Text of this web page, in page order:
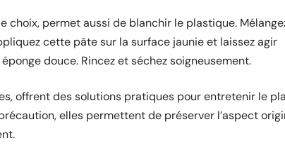
choix, permet aussi de blanchir le plastique.
cette pâte sur la surface jaunie et laissez agir
douce. Rincez et séchez soigneusement.
offrent des solutions pratiques pour entretenir le
elles permettent de préserver l’aspect